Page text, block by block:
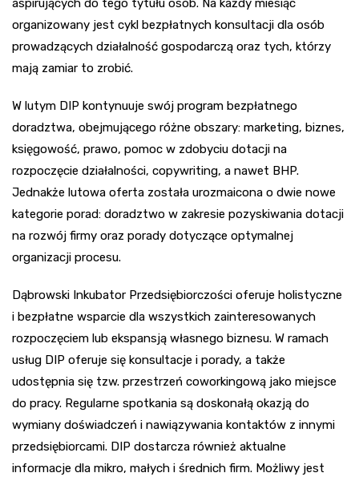
aspirujących do tego tytułu osób. Na każdy miesiąc
organizowany jest cykl bezpłatnych konsultacji dla osób
prowadzących działalność gospodarczą oraz tych, którzy
mają zamiar to zrobić.
W lutym DIP kontynuuje swój program bezpłatnego
doradztwa, obejmującego różne obszary: marketing, biznes,
księgowość, prawo, pomoc w zdobyciu dotacji na
rozpoczęcie działalności, copywriting, a nawet BHP.
Jednakże lutowa oferta została urozmaicona o dwie nowe
kategorie porad: doradztwo w zakresie pozyskiwania dotacji
na rozwój firmy oraz porady dotyczące optymalnej
organizacji procesu.
Dąbrowski Inkubator Przedsiębiorczości oferuje holistyczne
i bezpłatne wsparcie dla wszystkich zainteresowanych
rozpoczęciem lub ekspansją własnego biznesu. W ramach
usług DIP oferuje się konsultacje i porady, a także
udostępnia się tzw. przestrzeń coworkingową jako miejsce
do pracy. Regularne spotkania są doskonałą okazją do
wymiany doświadczeń i nawiązywania kontaktów z innymi
przedsiębiorcami. DIP dostarcza również aktualne
informacje dla mikro, małych i średnich firm. Możliwy jest